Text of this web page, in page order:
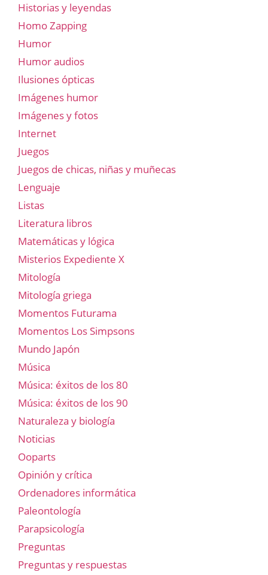
Historias y leyendas
Homo Zapping
Humor
Humor audios
Ilusiones ópticas
Imágenes humor
Imágenes y fotos
Internet
Juegos
Juegos de chicas, niñas y muñecas
Lenguaje
Listas
Literatura libros
Matemáticas y lógica
Misterios Expediente X
Mitología
Mitología griega
Momentos Futurama
Momentos Los Simpsons
Mundo Japón
Música
Música: éxitos de los 80
Música: éxitos de los 90
Naturaleza y biología
Noticias
Ooparts
Opinión y crítica
Ordenadores informática
Paleontología
Parapsicología
Preguntas
Preguntas y respuestas